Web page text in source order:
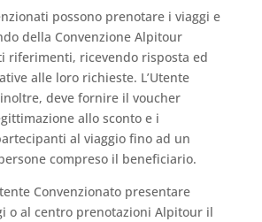
possono prenotare i viaggi e
della Convenzione Alpitour
riferimenti, ricevendo risposta ed
alle loro richieste. L’Utente
deve fornire il voucher
allo sconto e i
al viaggio fino ad un
compreso il beneficiario.
Convenzionato presentare
o al centro prenotazioni Alpitour il